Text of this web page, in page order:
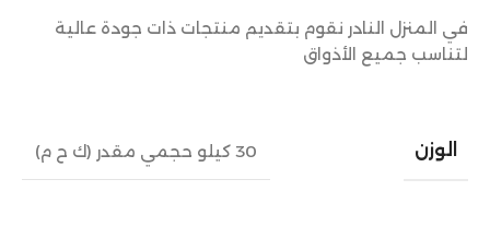
في المنزل النادر نقوم بتقديم منتجات ذات جودة عالية
لتناسب جميع الأذواق
الوزن 30 كيلو حجمي مقدر (ك ح م)